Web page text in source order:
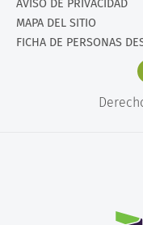
AVISO DE PRIVACIDAD
MAPA DEL SITIO
FICHA DE PERSONAS